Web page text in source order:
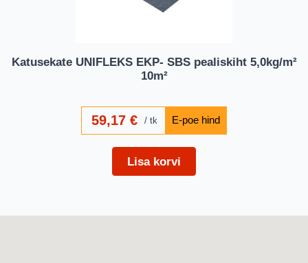
Katusekate UNIFLEKS EKP- SBS pealiskiht 5,0kg/m²
10m²
59,17 € tk
Lisa korvi